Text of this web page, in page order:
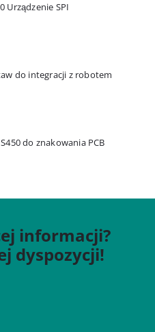
Urządzenie SPI
do integracji z robotem
do znakowania PCB
informacji?
dyspozycji!